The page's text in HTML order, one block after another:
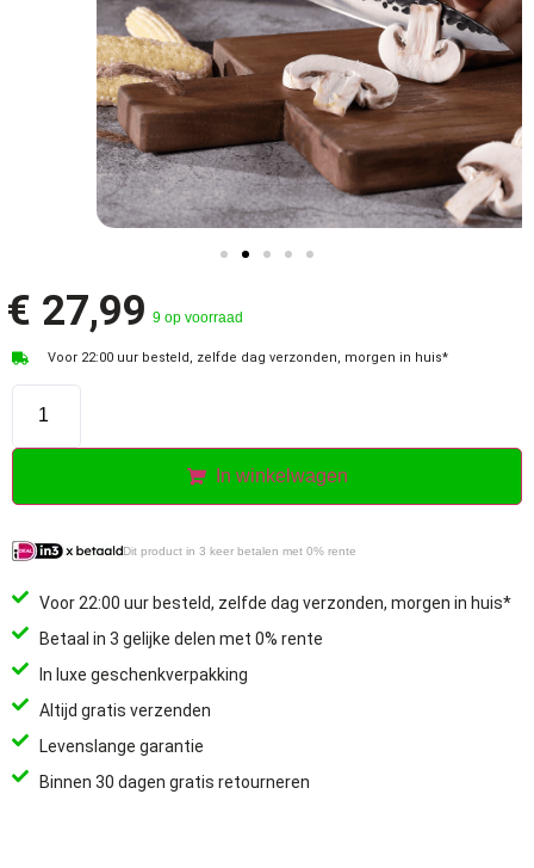
€ 27,99 9 op voorraad
Voor 22:00 uur besteld, zelfde dag verzonden, morgen in huis*
In winkelwagen
Dit product in 3 keer betalen met 0% rente
Voor 22:00 uur besteld, zelfde dag verzonden, morgen in huis*
Betaal in 3 gelijke delen met 0% rente
In luxe geschenkverpakking
Altijd gratis verzenden
Levenslange garantie
Binnen 30 dagen gratis retourneren